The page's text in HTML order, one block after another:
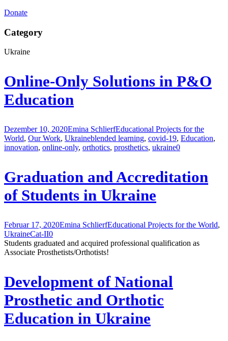
Donate
Category
Ukraine
Online-Only Solutions in P&O
Education
Dezember 10, 2020Emina SchlierfEducational Projects for the
World, Our Work, Ukraineblended learning, covid-19, Education,
innovation, online-only, orthotics, prosthetics, ukraine0
Graduation and Accreditation
of Students in Ukraine
Februar 17, 2020Emina SchlierfEducational Projects for the World,
UkraineCat-II0
Students graduated and acquired professional qualification as
Associate Prosthetists/Orthotists!
Development of National
Prosthetic and Orthotic
Education in Ukraine